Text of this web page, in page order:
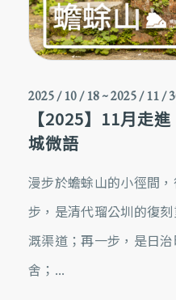
2025 / 10 / 18~2025 / 11 /
【2025】11月走
城微語
漫步於蟾蜍山的小徑間
步，是清代瑠公圳的復
溉渠道；再一步，是日
舍；...